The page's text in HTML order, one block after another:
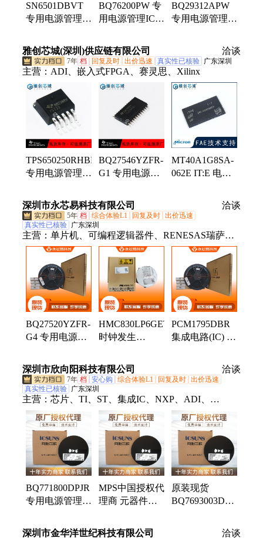
SN6501DBVT
专用电源管理IC
5 批次21+
BQ76200PW 专
用电源管理IC
16 批次21+
BQ29312APW
专用电源管理IC
雅创芯城(深圳)供应链有限公司 洽谈
7年 档 回复及时 出价迅速 真实性已核验 广东深圳
主营： ADI、嵌入式FPGA、赛灵思、Xilinx
TPS650250RHBR
专用电源管理IC
批次21+
BQ27546YZFR-
G1 专用电源管
DSBGA-15 批
次21+
MT40A1G8SA-
062E IT:E 电子
封装FBGA 批次
2022+
深圳市永芯易科技有限公司 洽谈
5年 档 综合体验L1 回复及时 出价迅速
真实性已核验 广东深圳
主营： 单片机、可编程逻辑器件、RENESAS瑞萨、
数据转换芯片、恩智浦、数字信号处理器、中科芯、
接口芯片、TI德州仪器、存储芯片、赛灵思、ADI亚
德诺、电源芯片、国产芯片
BQ27520YZFR-
G4 专用电源管
器 封装
DSBGA15 批次
25+
HMC830LP6GETR
时钟发生
成器 ADI亚德
诺 封装QFN40
PCM1795DBR
集成电路(IC) TI
SSOP28 批号
25+
深圳市欣向阳科技有限公司 洽谈
7年 档 安心购 综合体验L1 回复及时 出价迅速
真实性已核验 广东深圳
主营： 芯片、TI、ST、集成IC、NXP、ADI、
tlc354cpw、b3u-1000p、衰减器、pcb批量、a991-
2015、a999-3283、多层板、b140af-13、a999-3530、
733910070、放大器、a999-3323、2474r-25l、制pcb
板、国内pcb、多层pcb、逆变器
BQ771800DPJR
专用电源管理IC
装WSON-8 批
MPS中国授权代
理商 元器件百
理IC代理 稳压
原装现货
BQ7693003DBTR
TI德州仪器 封
深圳市金华洋世纪科技有限公司 洽谈